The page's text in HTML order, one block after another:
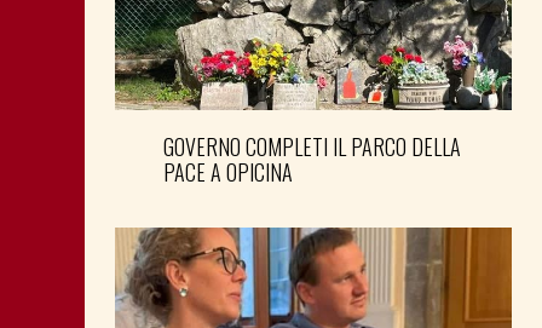
GOVERNO COMPLETI IL PARCO DELLA
PACE A OPICINA